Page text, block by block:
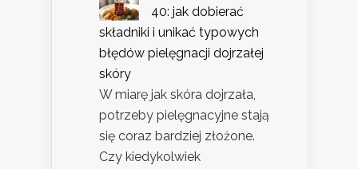
40: jak dobierać
składniki i unikać typowych
błędów pielęgnacji dojrzałej
skóry
W miarę jak skóra dojrzała,
potrzeby pielęgnacyjne stają
się coraz bardziej złożone.
Czy kiedykolwiek